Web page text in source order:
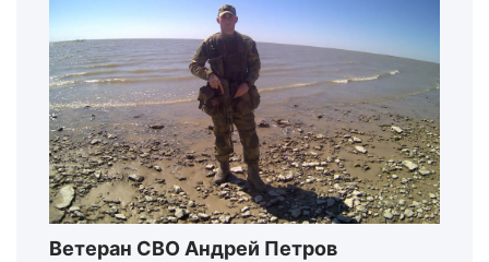
Ветеран СВО Андрей Петров